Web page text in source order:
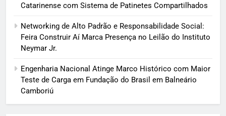
Catarinense com Sistema de Patinetes Compartilhados
Networking de Alto Padrão e Responsabilidade Social:
Feira Construir Aí Marca Presença no Leilão do Instituto
Neymar Jr.
Engenharia Nacional Atinge Marco Histórico com Maior
Teste de Carga em Fundação do Brasil em Balneário
Camboriú